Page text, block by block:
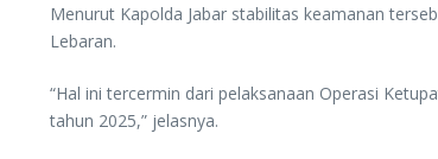
Menurut Kapolda Jabar stabilitas keamanan
Lebaran.
“Hal ini tercermin dari pelaksanaan Operasi
tahun 2025,” jelasnya.